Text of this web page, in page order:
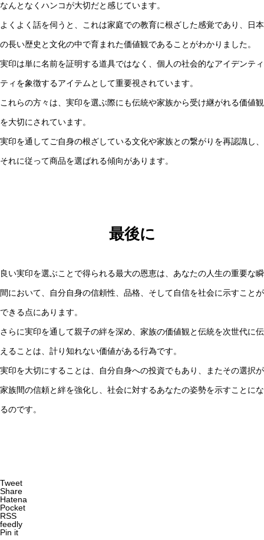
なんとなくハンコが大切だと感じています。
よくよく話を伺うと、これは家庭での教育に根ざした感覚であり、日本
の長い歴史と文化の中で育まれた価値観であることがわかりました。
実印は単に名前を証明する道具ではなく、個人の社会的なアイデンティ
ティを象徴するアイテムとして重要視されています。
これらの方々は、実印を選ぶ際にも伝統や家族から受け継がれる価値観
を大切にされています。
実印を通してご自身の根ざしている文化や家族との繋がりを再認識し、
それに従って商品を選ばれる傾向があります。
最後に
良い実印を選ぶことで得られる最大の恩恵は、あなたの人生の重要な瞬
間において、自分自身の信頼性、品格、そして自信を社会に示すことが
できる点にあります。
さらに実印を通して親子の絆を深め、家族の価値観と伝統を次世代に伝
えることは、計り知れない価値がある行為です。
実印を大切にすることは、自分自身への投資でもあり、またその選択が
家族間の信頼と絆を強化し、社会に対するあなたの姿勢を示すことにな
るのです。
Tweet
Share
Hatena
Pocket
RSS
feedly
Pin it